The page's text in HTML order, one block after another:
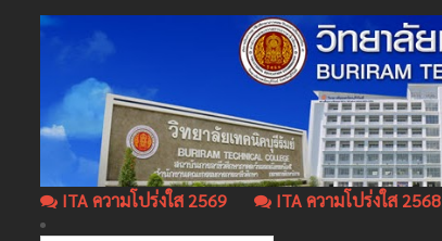
ITA ความโปร่งใส 2569 ITA ความโปร่งใส 2568